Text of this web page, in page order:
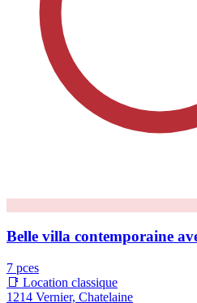
Belle villa contemporaine
7 pces
📑 Location classique
1214 Vernier, Chatelaine